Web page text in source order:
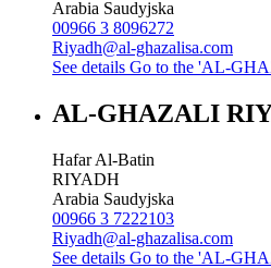
Arabia Saudyjska
00966 3 8096272
Riyadh@al-ghazalisa.com
See details Go to the 'AL-
AL-GHAZALI
Hafar Al-Batin
RIYADH
Arabia Saudyjska
00966 3 7222103
Riyadh@al-ghazalisa.com
See details Go to the 'AL-